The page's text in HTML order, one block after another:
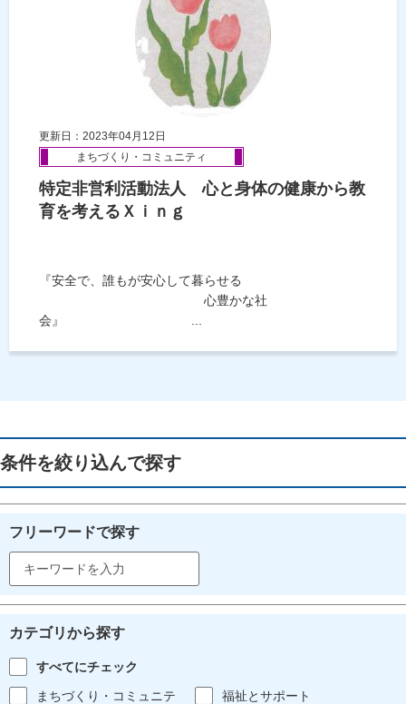
更新日：2023年04月12日
まちづくり・コミュニティ
特定非営利活動法人 心と身体の健康から教
育を考えるＸｉｎｇ
『安全で、誰もが安心して暮らせる
心豊かな社
会』 ...
条件を絞り込んで探す
フリーワードで探す
カテゴリから探す
すべてにチェック
まちづくり・コミュニテ
福祉とサポート